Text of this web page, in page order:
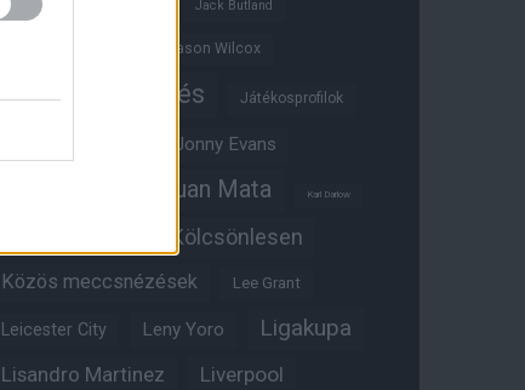
Hull City Jack Butland
Jason Wilcox
Játékosértékelés Játékosprofilok
Jonny Evans
Juan Mata Karl Darlow
Kölcsönlesen
Közös meccsnézések Lee Grant
Leicester City Leny Yoro Ligakupa
Lisandro Martinez Liverpool